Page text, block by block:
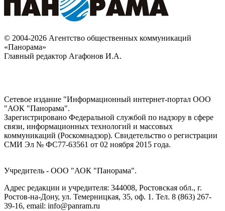
© 2004-2026 Агентство общественных коммуникаций
«Панорама»
Главный редактор Агафонов И.А.
Сетевое издание "Информационный интернет-портал ООО
"АОК "Панорама".
Зарегистрировано Федеральной службой по надзору в сфере
связи, информационных технологий и массовых
коммуникаций (Роскомнадзор). Cвидетельство о регистрации
СМИ Эл № ФС77-63561 от 02 ноября 2015 года.
Учредитель - ООО "АОК "Панорама".
Адрес редакции и учредителя: 344008, Ростовская обл., г.
Ростов-на-Дону, ул. Темерницкая, 35, оф. 1. Тел. 8 (863) 267-
39-16, email: info@panram.ru